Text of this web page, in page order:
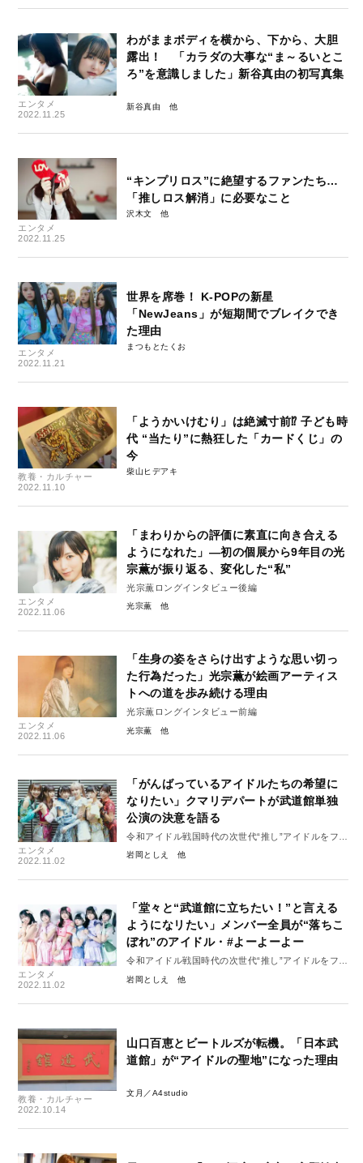
エンタメ
2022.11.25
わがままボディを横から、下から、大胆
露出！ 「カラダの大事な“ま～るいとこ
ろ”を意識しました」新谷真由の初写真集
新谷真由
エンタメ
2022.11.25
“キンプリロス”に絶望するファンたち…
「推しロス解消」に必要なこと
沢木文
エンタメ
2022.11.21
世界を席巻！ K-POPの新星
「NewJeans」が短期間でブレイクでき
た理由
まつもとたくお
教養・カルチャー
2022.11.10
「ようかいけむり」は絶滅寸前⁉ 子ども時
代 “当たり”に熱狂した「カードくじ」の
今
柴山ヒデアキ
エンタメ
2022.11.06
「まわりからの評価に素直に向き合える
ようになれた」―初の個展から9年目の光
宗薫が振り返る、変化した“私”
光宗薫ロングインタビュー後編
光宗薫
エンタメ
2022.11.06
「生身の姿をさらけ出すような思い切っ
た行為だった」光宗薫が絵画アーティス
トへの道を歩み続ける理由
光宗薫ロングインタビュー前編
光宗薫
エンタメ
2022.11.02
「がんばっているアイドルたちの希望に
なりたい」クマリデパートが武道館単独
公演の決意を語る
令和アイドル戦国時代の次世代“推し”アイドルをフラ
ゲしよう！
岩岡としえ
エンタメ
2022.11.02
「堂々と“武道館に立ちたい！”と言える
ようになリたい」メンバー全員が“落ちこ
ぼれ”のアイドル・#よーよーよー
令和アイドル戦国時代の次世代“推し”アイドルをフラ
ゲしよう！
岩岡としえ
教養・カルチャー
2022.10.14
山口百恵とビートルズが転機。「日本武
道館」が“アイドルの聖地”になった理由
文月／A4studio